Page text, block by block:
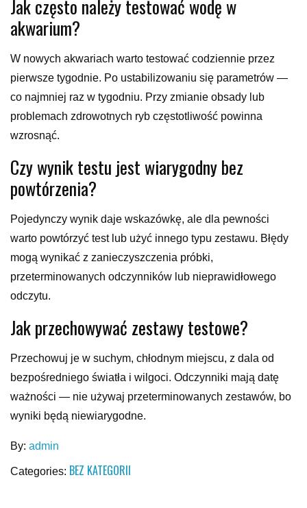
Jak często należy testować wodę w
akwarium?
W nowych akwariach warto testować codziennie przez
pierwsze tygodnie. Po ustabilizowaniu się parametrów —
co najmniej raz w tygodniu. Przy zmianie obsady lub
problemach zdrowotnych ryb częstotliwość powinna
wzrosnąć.
Czy wynik testu jest wiarygodny bez
powtórzenia?
Pojedynczy wynik daje wskazówkę, ale dla pewności
warto powtórzyć test lub użyć innego typu zestawu. Błędy
mogą wynikać z zanieczyszczenia próbki,
przeterminowanych odczynników lub nieprawidłowego
odczytu.
Jak przechowywać zestawy testowe?
Przechowuj je w suchym, chłodnym miejscu, z dala od
bezpośredniego światła i wilgoci. Odczynniki mają datę
ważności — nie używaj przeterminowanych zestawów, bo
wyniki będą niewiarygodne.
By: admin
Categories: BEZ KATEGORII